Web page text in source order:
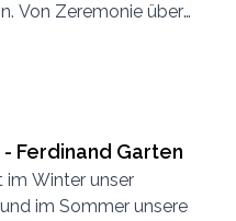
Von Zeremonie über
können wir eine
bis Ende
- Ferdinand Garten
im Winter unser
im Sommer unsere